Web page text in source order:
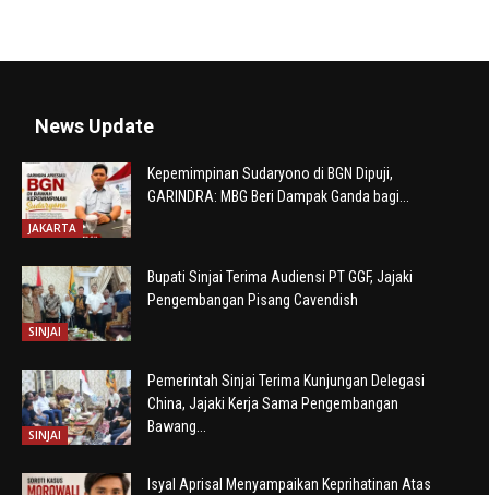
News Update
JAKARTA
Kepemimpinan Sudaryono di BGN Dipuji,
GARINDRA: MBG Beri Dampak Ganda bagi...
SINJAI
Bupati Sinjai Terima Audiensi PT GGF, Jajaki
Pengembangan Pisang Cavendish
SINJAI
Pemerintah Sinjai Terima Kunjungan Delegasi
China, Jajaki Kerja Sama Pengembangan
Bawang...
Isyal Aprisal Menyampaikan Keprihatinan Atas